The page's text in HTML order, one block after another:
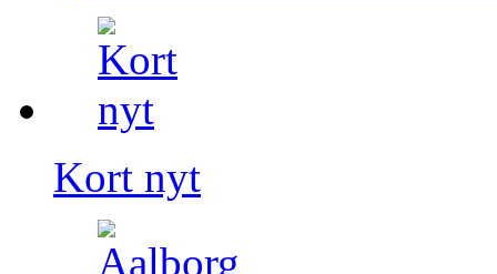
Kort nyt